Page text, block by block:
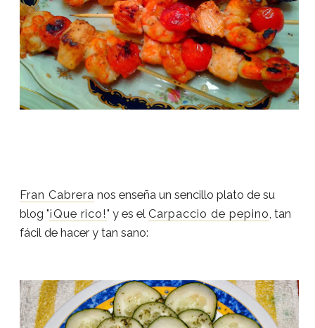
Fran Cabrera nos enseña un sencillo plato de su
blog "¡Que rico!" y es elCarpaccio de pepino , tan
fácil de hacer y tan sano: